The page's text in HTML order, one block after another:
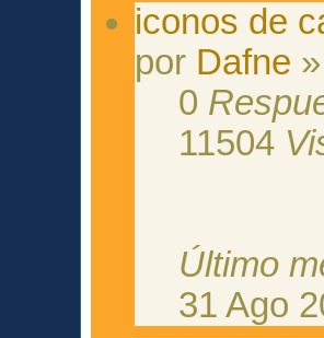
iconos de
por Dafne
0
11504
Último
31 Ago